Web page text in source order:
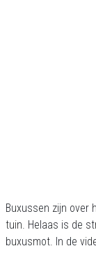
Buxussen zijn over
tuin. Helaas is de
buxusmot. In de